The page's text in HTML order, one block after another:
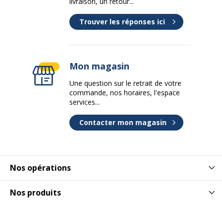
Nos opérations
Nos produits
Trouver les réponses ici
Mon magasin
Une question sur le retrait de votre
commande, nos horaires, l'espace
services...
Contacter mon magasin